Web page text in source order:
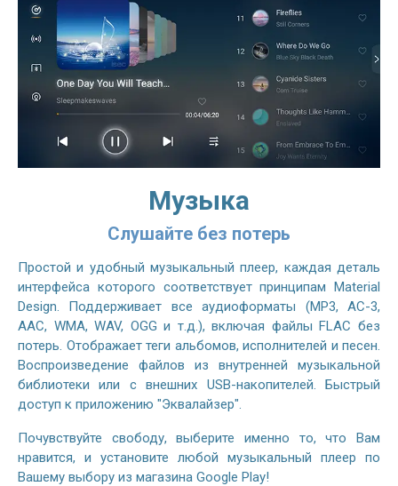
Музыка
Слушайте без потерь
Простой и удобный музыкальный плеер, каждая деталь
интерфейса которого соответствует принципам Material
Design. Поддерживает все аудиоформаты (MP3, AC-3,
AAC, WMA, WAV, OGG и т.д.), включая файлы FLAC без
потерь. Отображает теги альбомов, исполнителей и песен.
Воспроизведение файлов из внутренней музыкальной
библиотеки или с внешних USB-накопителей. Быстрый
доступ к приложению "Эквалайзер".
Почувствуйте свободу, выберите именно то, что Вам
нравится, и установите любой музыкальный плеер по
Вашему выбору из магазина Google Play!